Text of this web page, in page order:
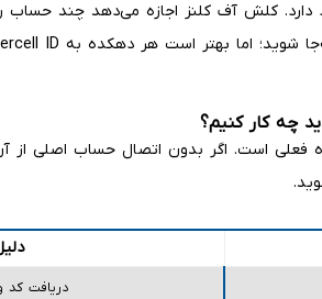
کلش آف کلنز اجازه می‌دهد چند حساب
چه کار کنیم؟
فعلی است. اگر بدون اتصال حساب اصلی از
دریافت